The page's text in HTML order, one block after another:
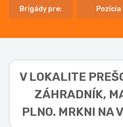
Brigády pre: Pozícia
V LOKALITE
ZÁHRADNÍK,
PLNO. MRKNI NA